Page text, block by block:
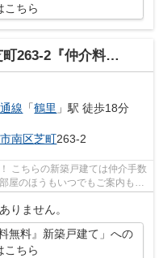
こちら
仲介料無料』新築戸建て
線 「鶴里 」駅 徒歩18分
南区芝町263-2
こちらの新築戸建ては仲介手数
屋のほうもいつでもご案内もさ
りません。
無料』新築戸建て」への
こちら